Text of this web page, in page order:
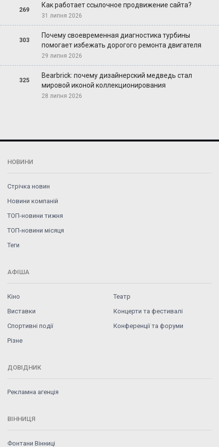
269
Как работает ссылочное продвижение сайта?
31 липня 2026
303
Почему своевременная диагностика турбины
помогает избежать дорогого ремонта двигателя
29 липня 2026
325
Bearbrick: почему дизайнерский медведь стал
мировой иконой коллекционирования
28 липня 2026
НОВИНИ
Стрічка новин
Новини компаній
ТОП-новини тижня
ТОП-новини місяця
Теги
АФІША
Кіно
Театр
Виставки
Концерти та фестивалі
Спортивні події
Конференції та форуми
Різне
ДОВІДНИК
Рекламна агенція
ВІННИЦЯ
Фонтани Вінниці